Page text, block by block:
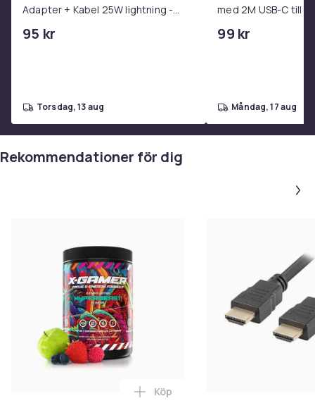
Adapter + Kabel 25W lightning -
95 kr
torsdag, 13 aug
med 2M USB-C till
99 kr
måndag, 17 aug
Rekommendationer för dig
Lägg till 600g X-Tubz
Köp